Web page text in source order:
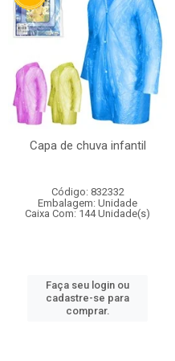
Capa de chuva infantil
Código: 832332
Embalagem: Unidade
Caixa Com: 144 Unidade(s)
Faça seu login ou
cadastre-se para
comprar.